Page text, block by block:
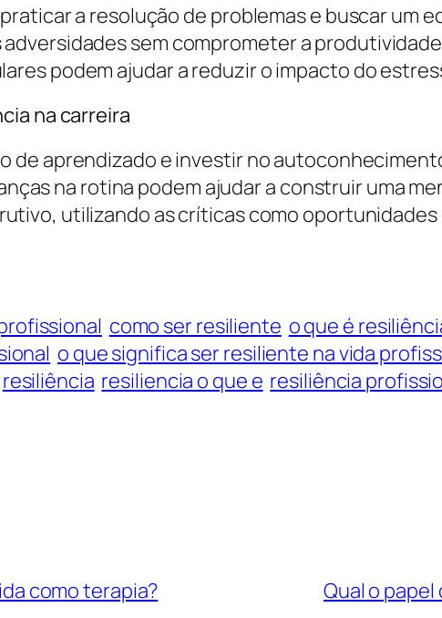
a resolução de problemas e buscar um
sem comprometer a
podem ajudar a reduzir o impacto do
na carreira
de aprendizado e investir no
na rotina podem ajudar a construir uma
utilizando as críticas como
como ser resiliente o que é
o que significa ser resiliente na vida
resiliência resiliencia o que e resiliência
como terapia? Qual o